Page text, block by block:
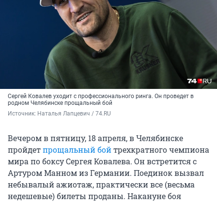
Сергей Ковалев уходит с профессионального ринга. Он проведет в
родном Челябинске прощальный бой
Источник: Наталья Лапцевич / 74.RU
Вечером в пятницу, 18 апреля, в Челябинске
пройдетпрощальный бойтрехкратного чемпиона
мира по боксу Сергея Ковалева. Он встретится с
Артуром Манном из Германии. Поединок вызвал
небывалый ажиотаж, практически все (весьма
недешевые) билеты проданы. Накануне боя